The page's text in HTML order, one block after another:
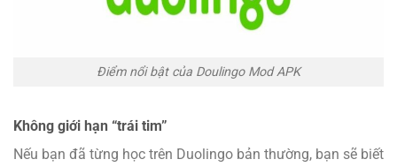
Điểm nổi bật của Doulingo Mod APK
Không giới hạn “trái tim”
Nếu bạn đã từng học trên Duolingo bản thường, bạn sẽ biết